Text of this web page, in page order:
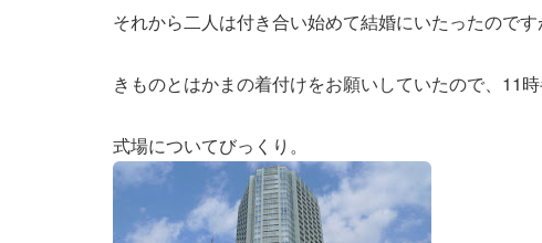
それから二人は付き合い始めて結婚にいたったので
きものとはかまの着付けをお願いしていたので、11
式場についてびっくり。